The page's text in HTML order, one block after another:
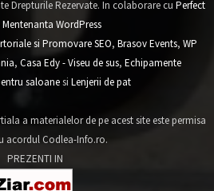
Drepturile Rezervate. In colaborare cu Perfect
Mentenanta WordPress
si Promovare SEO, Brasov Events, WP
, Casa Edy - Viseu de sus, Echipamente
saloanesi Lenjerii de pat
a materialelor de pe acest site este permisa
acordul Codlea-Info.ro.
PREZENTI IN